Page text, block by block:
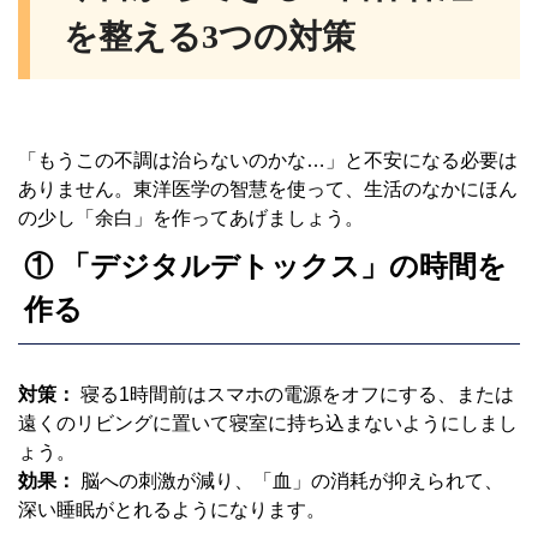
を整える3つの対策
「もうこの不調は治らないのかな…」と不安になる必要は
ありません。東洋医学の智慧を使って、生活のなかにほん
の少し「余白」を作ってあげましょう。
① 「デジタルデトックス」の時間を
作る
対策： 寝る1時間前はスマホの電源をオフにする、または
遠くのリビングに置いて寝室に持ち込まないようにしまし
ょう。
効果：
脳への刺激が減り、「血」の消耗が抑えられて、
深い睡眠がとれるようになります。